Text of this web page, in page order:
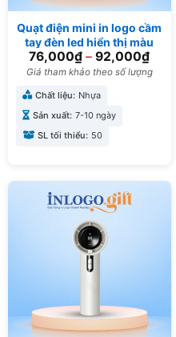
Quạt điện mini in logo cầm
tay đèn led hiển thị màu
trắng 16.5cm QD-05
76,000₫ –92,000₫
Giá tham khảo theo số lượng
Chất liệu: Nhựa
Sản xuất: 7-10 ngày
SL tối thiểu: 50